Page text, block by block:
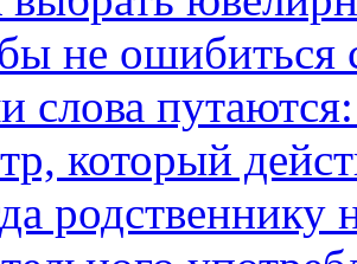
не ошибиться
слова
который